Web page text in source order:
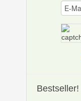
Bestseller!